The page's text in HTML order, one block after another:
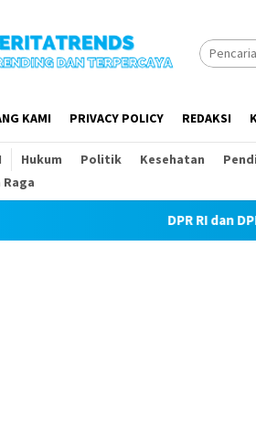
KAMI PRIVACY POLICY REDAKSI
Hukum Politik Kesehatan
Raga
DPR RI dan DPRD Magetan